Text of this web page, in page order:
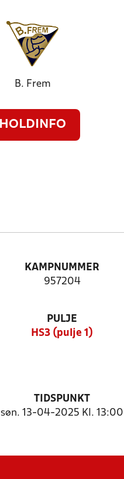
B. Frem
HOLDINFO
KAMPNUMMER
957204
PULJE
HS3 (pulje 1)
TIDSPUNKT
søn. 13-04-2025 Kl. 13:00